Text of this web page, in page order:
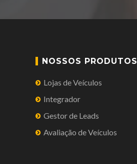
NOSSOS PRODUTOS
Lojas de Veículos
Integrador
Gestor de Leads
Avaliação de Veículos